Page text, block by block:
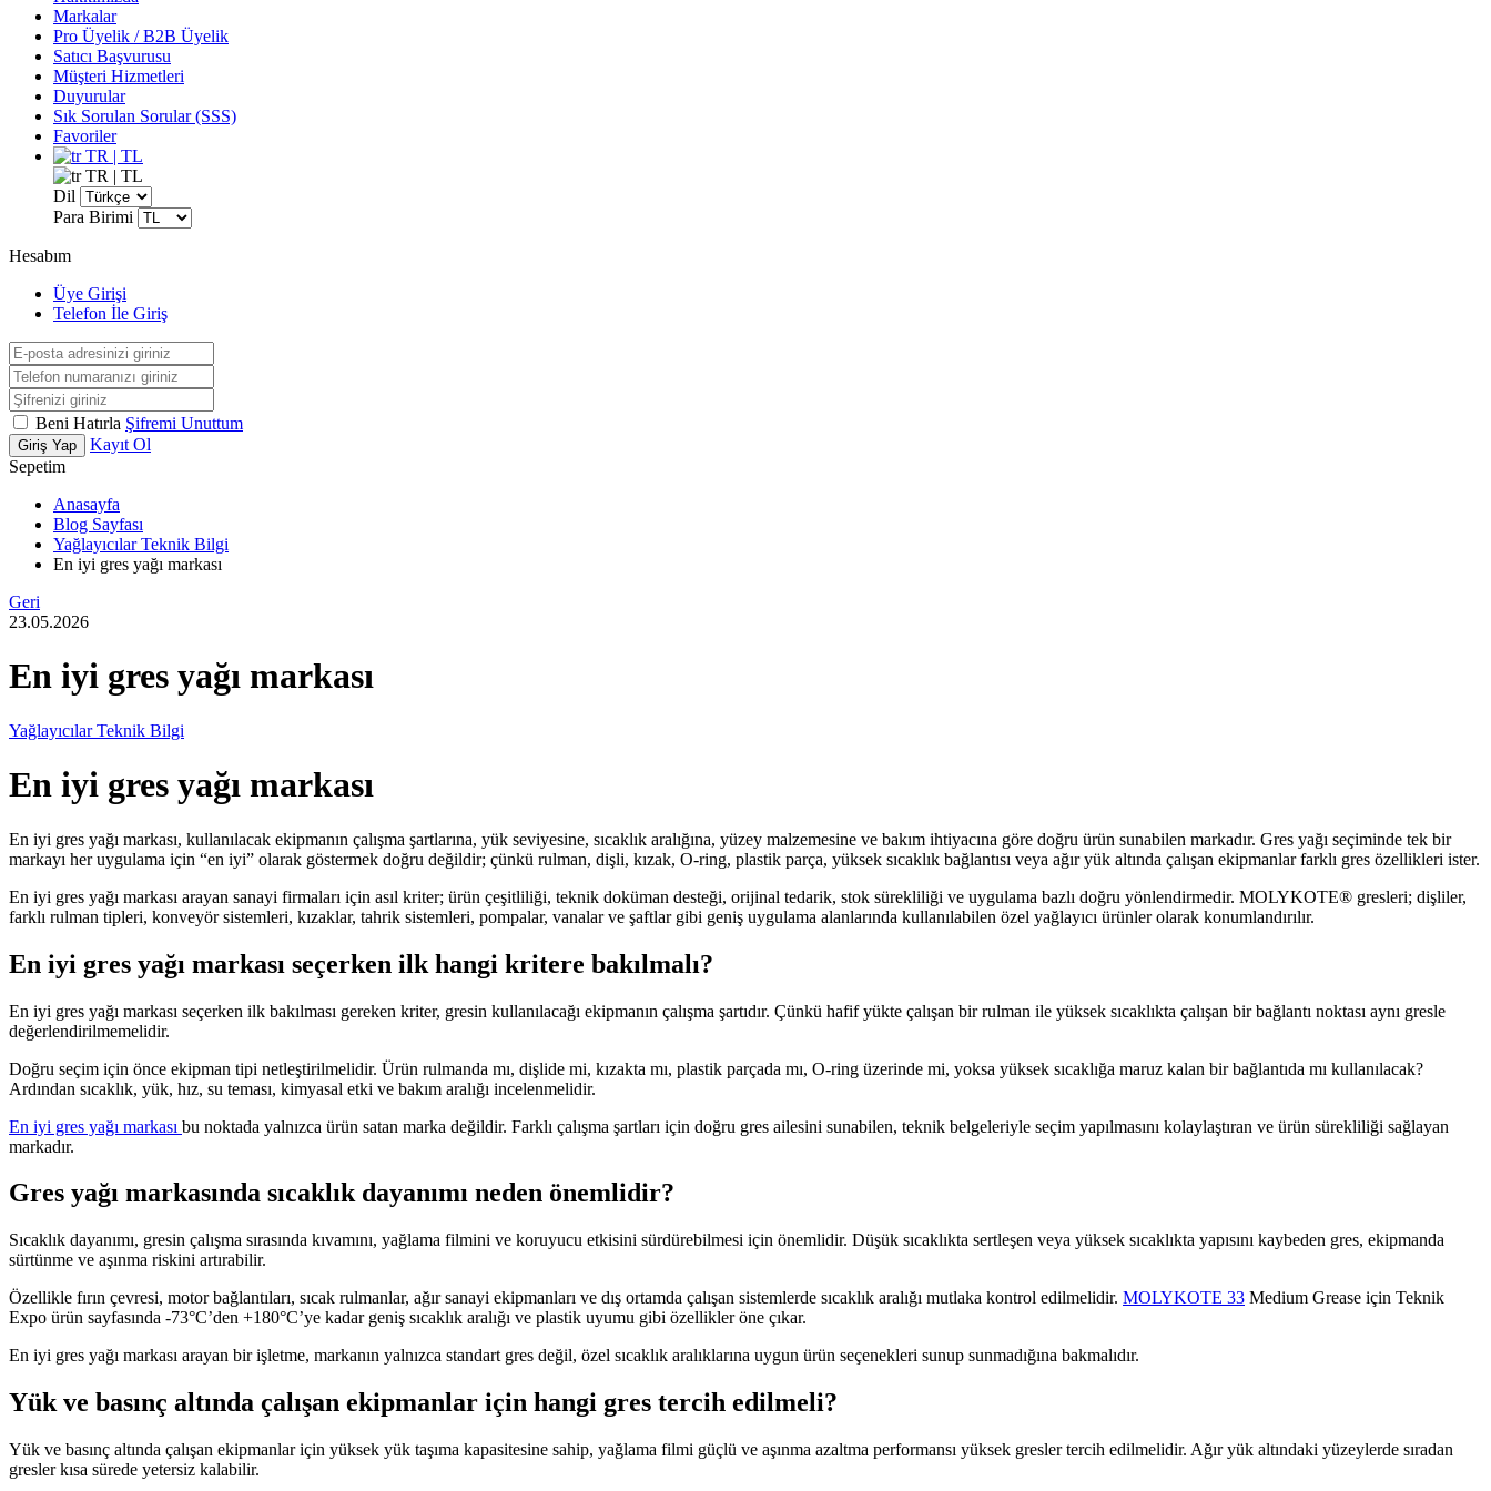
Markalar
Pro Üyelik / B2B Üyelik
Satıcı Başvurusu
Müşteri Hizmetleri
Duyurular
Sık Sorulan Sorular (SSS)
Favoriler
TR | TL
TR | TL
Dil
Para Birimi
Hesabım
Üye Girişi
Telefon İle Giriş
Beni Hatırla Şifremi Unuttum
Giriş Yap
Kayıt Ol
Sepetim
Anasayfa
Blog Sayfası
Yağlayıcılar Teknik Bilgi
En iyi gres yağı markası
Geri
23.05.2026
En iyi gres yağı markası
Yağlayıcılar Teknik Bilgi
En iyi gres yağı markası
En iyi gres yağı markası, kullanılacak ekipmanın çalışma şartlarına, yük seviyesine, sıcaklık aralığına, yüzey malzemesine ve bakım ihtiyacına göre doğru ürün sunabilen markadır. Gres yağı seçiminde tek bir
markayı her uygulama için “en iyi” olarak göstermek doğru değildir; çünkü rulman, dişli, kızak, O-ring, plastik parça, yüksek sıcaklık bağlantısı veya ağır yük altında çalışan ekipmanlar farklı gres özellikleri ister.
En iyi gres yağı markası arayan sanayi firmaları için asıl kriter; ürün çeşitliliği, teknik doküman desteği, orijinal tedarik, stok sürekliliği ve uygulama bazlı doğru yönlendirmedir. MOLYKOTE® gresleri; dişliler,
farklı rulman tipleri, konveyör sistemleri, kızaklar, tahrik sistemleri, pompalar, vanalar ve şaftlar gibi geniş uygulama alanlarında kullanılabilen özel yağlayıcı ürünler olarak konumlandırılır.
En iyi gres yağı markası seçerken ilk hangi kritere bakılmalı?
En iyi gres yağı markası seçerken ilk bakılması gereken kriter, gresin kullanılacağı ekipmanın çalışma şartıdır. Çünkü hafif yükte çalışan bir rulman ile yüksek sıcaklıkta çalışan bir bağlantı noktası aynı gresle
değerlendirilmemelidir.
Doğru seçim için önce ekipman tipi netleştirilmelidir. Ürün rulmanda mı, dişlide mi, kızakta mı, plastik parçada mı, O-ring üzerinde mi, yoksa yüksek sıcaklığa maruz kalan bir bağlantıda mı kullanılacak?
Ardından sıcaklık, yük, hız, su teması, kimyasal etki ve bakım aralığı incelenmelidir.
En iyi gres yağı markası bu noktada yalnızca ürün satan marka değildir. Farklı çalışma şartları için doğru gres ailesini sunabilen, teknik belgeleriyle seçim yapılmasını kolaylaştıran ve ürün sürekliliği sağlayan
markadır.
Gres yağı markasında sıcaklık dayanımı neden önemlidir?
Sıcaklık dayanımı, gresin çalışma sırasında kıvamını, yağlama filmini ve koruyucu etkisini sürdürebilmesi için önemlidir. Düşük sıcaklıkta sertleşen veya yüksek sıcaklıkta yapısını kaybeden gres, ekipmanda
sürtünme ve aşınma riskini artırabilir.
Özellikle fırın çevresi, motor bağlantıları, sıcak rulmanlar, ağır sanayi ekipmanları ve dış ortamda çalışan sistemlerde sıcaklık aralığı mutlaka kontrol edilmelidir. MOLYKOTE 33 Medium Grease için Teknik
Expo ürün sayfasında -73°C’den +180°C’ye kadar geniş sıcaklık aralığı ve plastik uyumu gibi özellikler öne çıkar.
En iyi gres yağı markası arayan bir işletme, markanın yalnızca standart gres değil, özel sıcaklık aralıklarına uygun ürün seçenekleri sunup sunmadığına bakmalıdır.
Yük ve basınç altında çalışan ekipmanlar için hangi gres tercih edilmeli?
Yük ve basınç altında çalışan ekipmanlar için yüksek yük taşıma kapasitesine sahip, yağlama filmi güçlü ve aşınma azaltma performansı yüksek gresler tercih edilmelidir. Ağır yük altındaki yüzeylerde sıradan
gresler kısa sürede yetersiz kalabilir.